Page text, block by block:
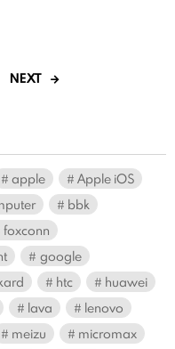
NEXT
apple
Apple iOS
bbk
foxconn
google
htc
huawei
lava
lenovo
meizu
micromax